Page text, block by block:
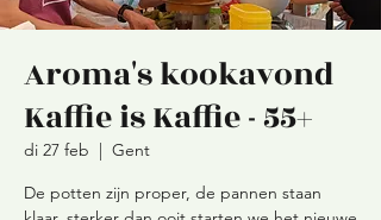
Aroma's kookavond
Kaffie is Kaffie - 55+
di 27 feb
  |
Gent
De potten zijn proper, de pannen staan